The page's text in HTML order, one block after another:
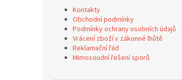
Kontakty
Obchodní podmínky
Podmínky ochrany osobních údajů
Vrácení zboží v zákonné lhůtě
Reklamační řád
Mimosoudní řešení sporů